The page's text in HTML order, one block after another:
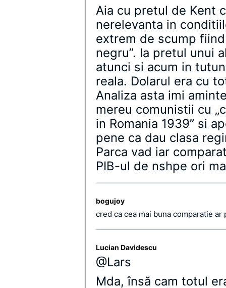
Aia cu pretul de Kent
nerelevanta in
extrem de scump
negru”. Ia pretul unui
atunci si acum in
reala. Dolarul era cu
Analiza asta imi
mereu comunistii cu
in Romania 1939” si
pene ca dau clasa
Parca vad iar
PIB-ul de nshpe ori
bogujoy
cred ca cea mai buna comparatie
Lucian Davidescu
@Lars
Mda, însă cam totul